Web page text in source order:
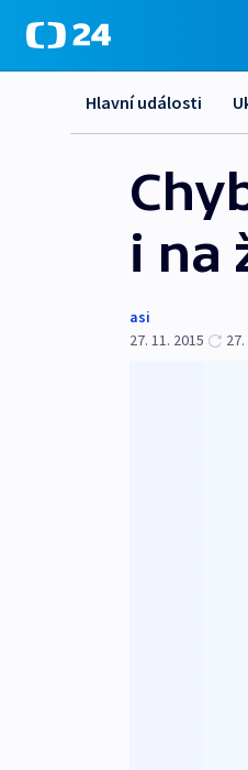
Hlavní události
i na
asi
27. 11. 2015